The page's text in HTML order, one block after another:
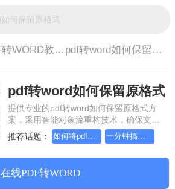
PDF转WORD教程> pdf转word如何保留原格式
pdf转word如何保留原格式
提供专业的pdf转word如何保留原格式方
案，采用智能对象流重构技术，确保文档
1:1高保真还原且排版不乱码。支持一键批
量处理，全链路 SSL 加密保障隐私安全。
无需安装，高效办公。
推荐话题： 如何将pdf转换为word，分享一种简单的方法 一分钟搞定PDF转Word，这2种简单方法，任意选择
在线PDF转WORD